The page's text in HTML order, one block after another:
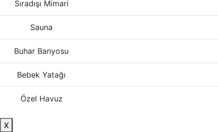
Sıradışı Mimari
Sauna
Buhar Banyosu
Bebek Yatağı
Özel Havuz
X